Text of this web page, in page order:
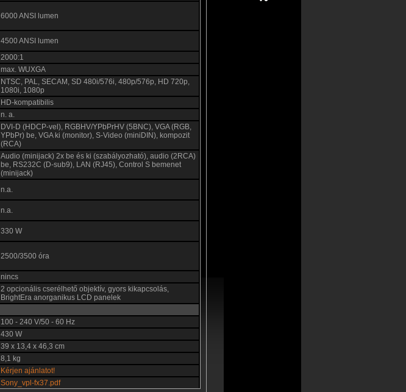
6000 ANSI lumen
4500 ANSI lumen
2000:1
max. WUXGA
NTSC, PAL, SECAM, SD 480i/576i, 480p/576p, HD 720p,
1080i, 1080p
HD-kompatibilis
n. a.
DVI-D (HDCP-vel), RGBHV/YPbPrHV (5BNC), VGA (RGB,
YPbPr) be, VGA ki (monitor), S-Video (miniDIN), kompozit
(RCA)
Audio (minijack) 2x be és ki (szabályozható), audio (2RCA)
be, RS232C (D-sub9), LAN (RJ45), Control S bemenet
(minijack)
n.a.
n.a.
330 W
2500/3500 óra
nincs
2 opcionális cserélhető objektív, gyors kikapcsolás,
BrightEra anorganikus LCD panelek
100 - 240 V/50 - 60 Hz
430 W
39 x 13,4 x 46,3 cm
8,1 kg
Kérjen ajánlatot!
Sony_vpl-fx37.pdf